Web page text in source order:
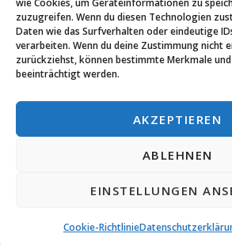
wie Cookies, um Geräteinformationen zu
zuzugreifen. Wenn du diesen Technologien
Daten wie das Surfverhalten oder eindeutige
verarbeiten. Wenn du deine Zustimmung nicht
zurückziehst, können bestimmte Merkmale
beeinträchtigt werden.
AKZEPTIEREN
ABLEHNEN
EINSTELLUNGEN
Cookie-Richtlinie
ABONNIERE MICH
Sie werden über neue Beiträge auf dieser Seite
informiert. Der Eintrag kann jederzeit gelöscht
2026 © SUderwick-WERth-ANholt -